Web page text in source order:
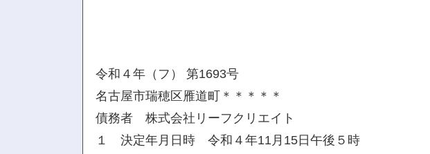
令和４年（フ） 第1693号
名古屋市瑞穂区雁道町＊＊＊＊＊
債務者 株式会社リーフクリエイト
１ 決定年月日時 令和４年11月15日午後５時